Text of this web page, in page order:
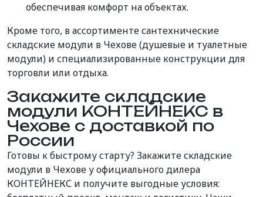
обеспечивая комфорт на объектах.
Кроме того, в ассортименте сантехнические
складские модули в Чехове (душевые и туалетные
модули) и специализированные конструкции для
торговли или отдыха.
Закажите складские
модули КОНТЕЙНЕКС в
Чехове с доставкой по
России
Готовы к быстрому старту? Закажите складские
модули в Чехове у официального дилера
КОНТЕЙНЕКС и получите выгодные условия: